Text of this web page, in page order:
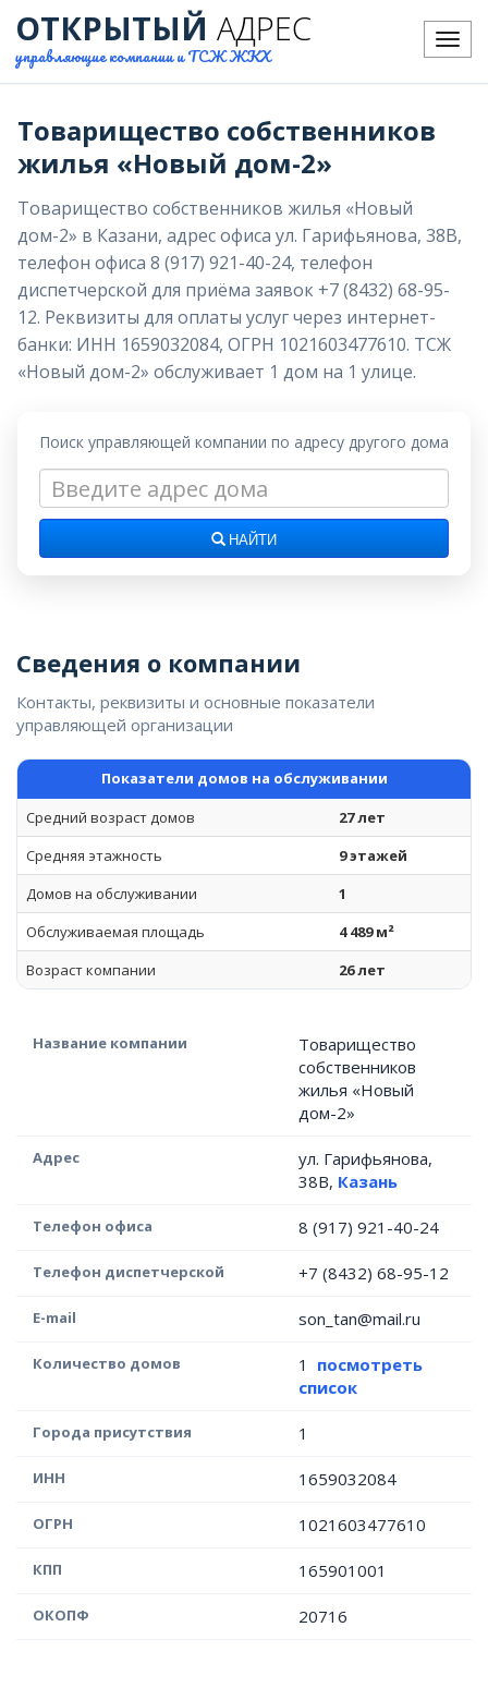
Меню
ОТКРЫТЫЙ АДРЕС
управляющие компании и ТСЖ ЖКХ
Товарищество собственников
жилья «Новый дом-2»
Товарищество собственников жилья «Новый
дом-2» в Казани, адрес офиса ул. Гарифьянова, 38В,
телефон офиса 8 (917) 921-40-24, телефон
диспетчерской для приёма заявок +7 (8432) 68-95-
12. Реквизиты для оплаты услуг через интернет-
банки: ИНН 1659032084, ОГРН 1021603477610. ТСЖ
«Новый дом-2» обслуживает 1 дом на 1 улице.
Поиск управляющей компании по адресу другого дома
НАЙТИ
Сведения о компании
Контакты, реквизиты и основные показатели
управляющей организации
Показатели домов на обслуживании
Средний возраст домов
27 лет
Средняя этажность
9 этажей
Домов на обслуживании
1
Обслуживаемая площадь
4 489 м²
Возраст компании
26 лет
Название компании
Товарищество
собственников
жилья «Новый
дом-2»
Адрес
ул. Гарифьянова,
38В, Казань
Телефон офиса 8 (917) 921-40-24
Телефон диспетчерской +7 (8432) 68-95-12
E-mail son_tan@mail.ru
Количество домов 1 посмотреть
список
Города присутствия 1
ИНН 1659032084
ОГРН 1021603477610
КПП 165901001
ОКОПФ 20716